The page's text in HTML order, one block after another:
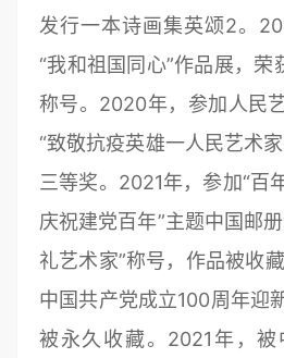
发行一本诗画集英颂2。
“我和祖国同心”作品展，荣
称号。2020年，参加人民
“致敬抗疫英雄一人民艺术
三等奖。2021年，参加“百
庆祝建党百年”主题中国邮
礼艺术家”称号，作品被收
中国共产党成立100周年迎
被永久收藏。2021年，